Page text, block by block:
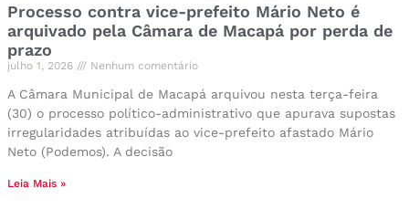
Processo contra vice-prefeito Mário Neto é
arquivado pela Câmara de Macapá por perda de
prazo
julho 1, 2026 Nenhum comentário
A Câmara Municipal de Macapá arquivou nesta terça-feira
(30) o processo político-administrativo que apurava supostas
irregularidades atribuídas ao vice-prefeito afastado Mário
Neto (Podemos). A decisão
Leia Mais »